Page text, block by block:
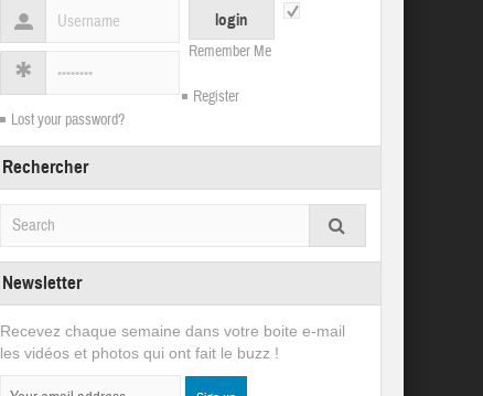
Remember Me
Register
Lost your password?
Rechercher
Newsletter
Recevez chaque semaine dans votre boite e-mail
les vidéos et photos qui ont fait le buzz !